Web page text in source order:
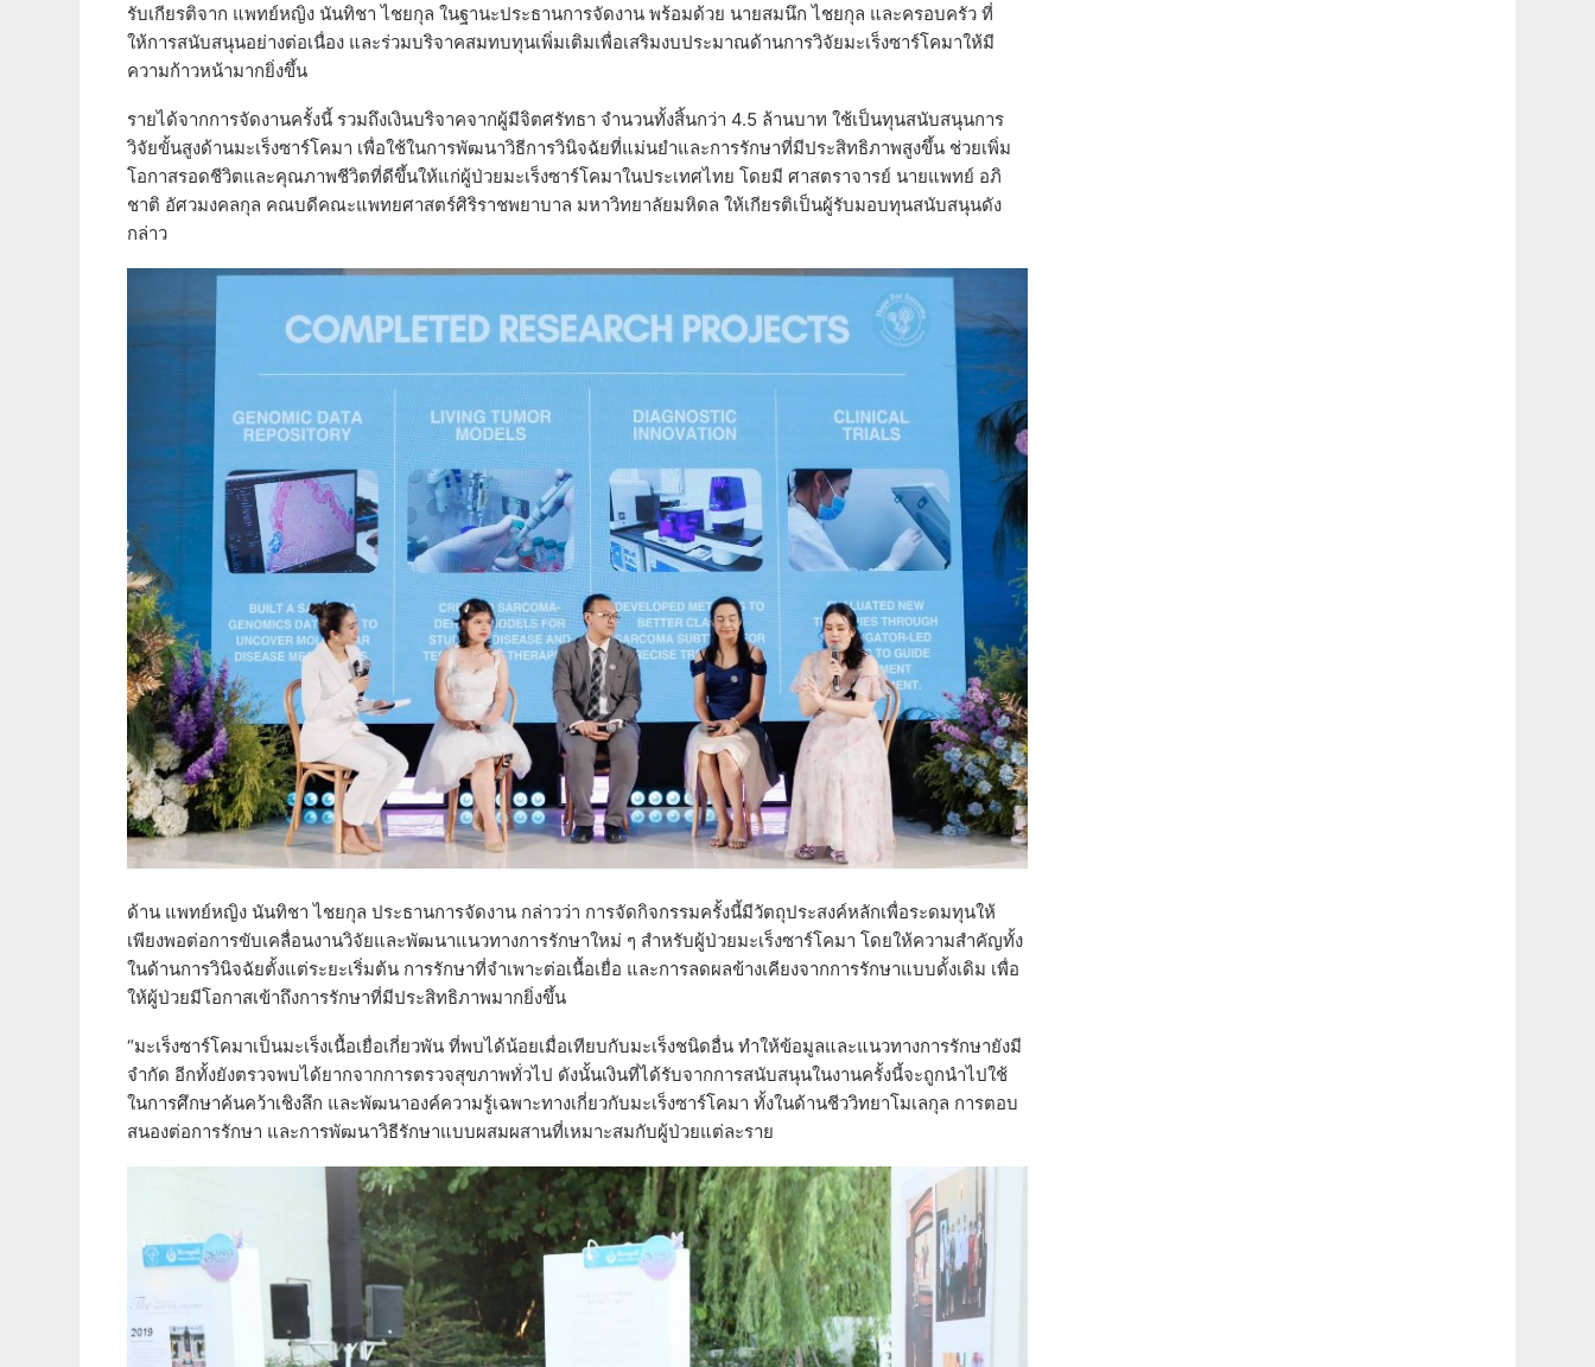
รับเกียรติจาก แพทย์หญิง นันทิชา ไชยกุล ในฐานะประธานการจัดงาน พร้อมด้วย นายสมนึก ไชยกุล และครอบครัว ที่
ให้การสนับสนุนอย่างต่อเนื่อง และร่วมบริจาคสมทบทุนเพิ่มเติมเพื่อเสริมงบประมาณด้านการวิจัยมะเร็งซาร์โคมาให้มี
ความก้าวหน้ามากยิ่งขึ้น
รายได้จากการจัดงานครั้งนี้ รวมถึงเงินบริจาคจากผู้มีจิตศรัทธา จำนวนทั้งสิ้นกว่า 4.5 ล้านบาท ใช้เป็นทุนสนับสนุนการ
วิจัยขั้นสูงด้านมะเร็งซาร์โคมา เพื่อใช้ในการพัฒนาวิธีการวินิจฉัยที่แม่นยำและการรักษาที่มีประสิทธิภาพสูงขึ้น ช่วยเพิ่ม
โอกาสรอดชีวิตและคุณภาพชีวิตที่ดีขึ้นให้แก่ผู้ป่วยมะเร็งซาร์โคมาในประเทศไทย โดยมี ศาสตราจารย์ นายแพทย์ อภิ
ชาติ อัศวมงคลกุล คณบดีคณะแพทยศาสตร์ศิริราชพยาบาล มหาวิทยาลัยมหิดล ให้เกียรติเป็นผู้รับมอบทุนสนับสนุนดัง
กล่าว
ด้าน แพทย์หญิง นันทิชา ไชยกุล ประธานการจัดงาน กล่าวว่า การจัดกิจกรรมครั้งนี้มีวัตถุประสงค์หลักเพื่อระดมทุนให้
เพียงพอต่อการขับเคลื่อนงานวิจัยและพัฒนาแนวทางการรักษาใหม่ ๆ สำหรับผู้ป่วยมะเร็งซาร์โคมา โดยให้ความสำคัญทั้ง
ในด้านการวินิจฉัยตั้งแต่ระยะเริ่มต้น การรักษาที่จำเพาะต่อเนื้อเยื่อ และการลดผลข้างเคียงจากการรักษาแบบดั้งเดิม เพื่อ
ให้ผู้ป่วยมีโอกาสเข้าถึงการรักษาที่มีประสิทธิภาพมากยิ่งขึ้น
“มะเร็งซาร์โคมาเป็นมะเร็งเนื้อเยื่อเกี่ยวพัน ที่พบได้น้อยเมื่อเทียบกับมะเร็งชนิดอื่น ทำให้ข้อมูลและแนวทางการรักษายังมี
จำกัด อีกทั้งยังตรวจพบได้ยากจากการตรวจสุขภาพทั่วไป ดังนั้นเงินที่ได้รับจากการสนับสนุนในงานครั้งนี้จะถูกนำไปใช้
ในการศึกษาค้นคว้าเชิงลึก และพัฒนาองค์ความรู้เฉพาะทางเกี่ยวกับมะเร็งซาร์โคมา ทั้งในด้านชีววิทยาโมเลกุล การตอบ
สนองต่อการรักษา และการพัฒนาวิธีรักษาแบบผสมผสานที่เหมาะสมกับผู้ป่วยแต่ละราย